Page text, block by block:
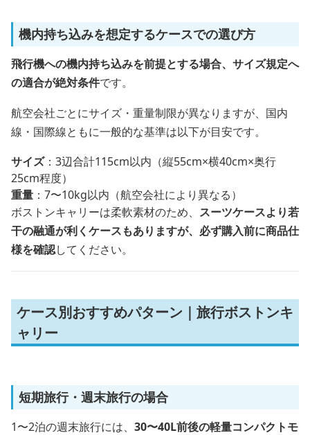
機内持ち込みを想定するケースでの選び方
飛行機への機内持ち込みを前提とする場合、サイズ規定へ
の適合が絶対条件です。
航空会社ごとにサイズ・重量制限が異なりますが、国内
線・国際線ともに一般的な基準は以下が目安です。
サイズ：3辺合計115cm以内（縦55cm×横40cm×奥行
25cm程度）
重量 ：7〜10kg以内（航空会社により異なる）
ボストンキャリーは柔軟素材のため、 スーツケースより若
干の融通が利くケースもありますが、必ず購入前に商品仕
様を確認してください。
ケース別おすすめパターン｜旅行ボストンキ
ャリー
短期旅行・週末旅行の場合
1〜2泊の週末旅行には、 30〜40L前後の軽量コンパクトモ